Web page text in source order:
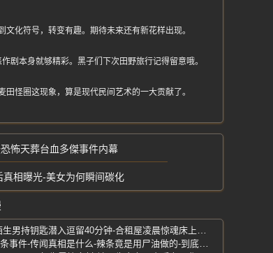
化符号，转变有趣。期待未来还有新花样出现。
剧本身就够精彩。黑子们下次田野旅行记得留意哦。
怪圈这现象，算是现代民间艺术的一大贡献了。
怖天葬台血多傑事件内幕
相曝光-美女为何瞬间碳化